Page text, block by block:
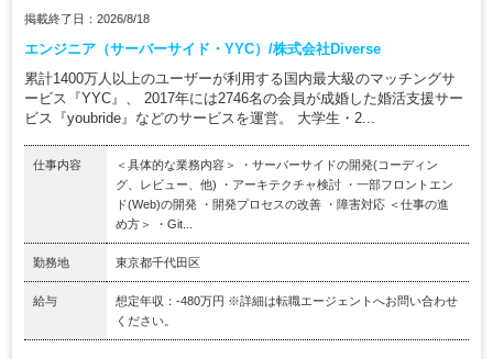
掲載終了日：2026/8/18
エンジニア（サーバーサイド・YYC）/株式会社Diverse
累計1400万人以上のユーザーが利用する国内最大級のマッチングサ
ービス『YYC』、 2017年には2746名の会員が成婚した婚活支援サー
ビス『youbride』などのサービスを運営。 大学生・2...
仕事内容
＜具体的な業務内容＞ ・サーバーサイドの開発(コーディン
グ、レビュー、他) ・アーキテクチャ検討 ・一部フロントエン
ド(Web)の開発 ・開発プロセスの改善 ・障害対応 ＜仕事の進
め方＞ ・Git...
勤務地 東京都千代田区
給与
想定年収：-480万円 ※詳細は転職エージェントへお問い合わせ
ください。